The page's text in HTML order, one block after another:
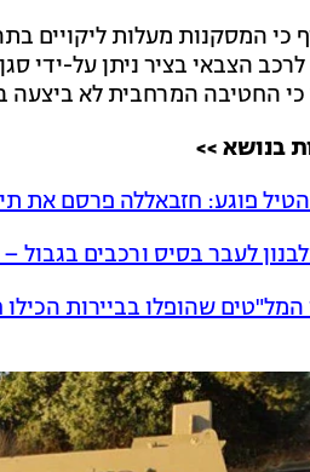
כי המסקנות מעלות ליקויים
הצבאי בציר ניתן על-ידי
החטיבה המרחבית לא ביצעה
בנושא >>
פוגע: חזבאללה פרסם את
לעבר בסיס ורכבים בגבול –
שהופלו בביירות הכילו